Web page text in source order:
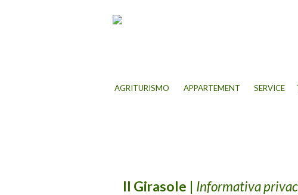
AGRITURISMO APPARTEMENT SERVICE
Il Girasole Informativa